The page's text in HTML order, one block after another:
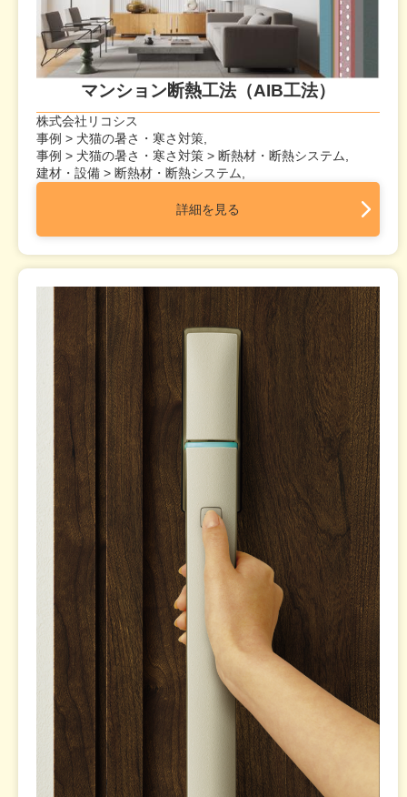
マンション断熱工法（AIB工法）
株式会社リコシス
事例 > 犬猫の暑さ・寒さ対策,
事例 > 犬猫の暑さ・寒さ対策 > 断熱材・断熱システム,
建材・設備 > 断熱材・断熱システム,
詳細を見る